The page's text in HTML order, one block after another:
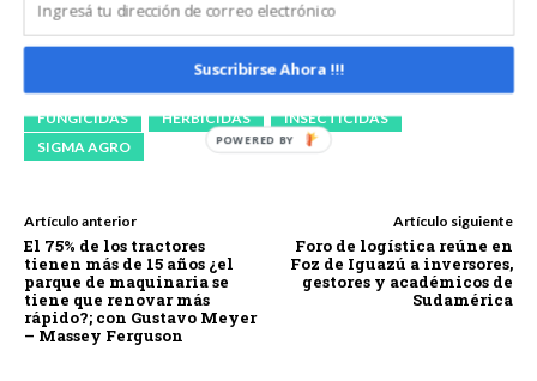
BAUTISTA ARAUJO COADYUVANTES
EXPOAGRO
EXPOAGRO 2022 EDICIÓN YPF AGRO
EXPOAGRO EDICIÓN YPF AGRO
FEDERICO NICOLINI
FUNGICIDAS
HERBICIDAS
INSECTICIDAS
SIGMA AGRO
Artículo anterior
El 75% de los tractores
tienen más de 15 años ¿el
parque de maquinaria se
tiene que renovar más
rápido?; con Gustavo Meyer
– Massey Ferguson
Artículo siguiente
Foro de logística reúne en
Foz de Iguazú a inversores,
gestores y académicos de
Sudamérica
Suscribirse Ahora !!!